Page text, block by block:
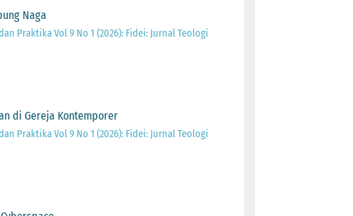
Naga
Praktika Vol 9 No 1 (2026): Fidei: Jurnal Teologi
di Gereja Kontemporer
Praktika Vol 9 No 1 (2026): Fidei: Jurnal Teologi